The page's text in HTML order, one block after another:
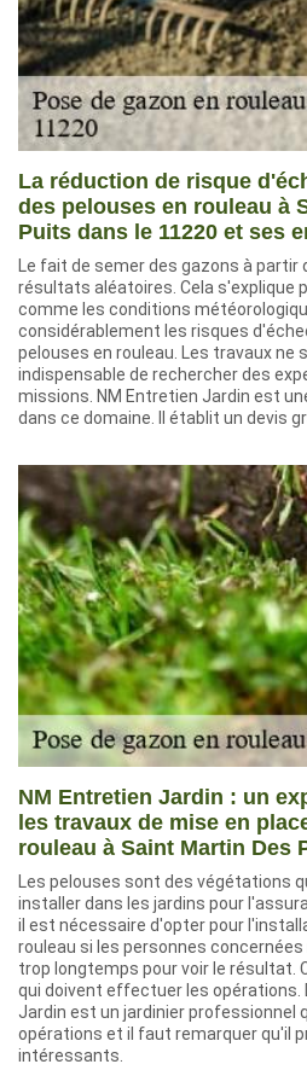
La réduction de risque
des pelouses en rouleau à
Puits dans le 11220 et ses
Le fait de semer des gazons à
résultats aléatoires. Cela s'explique
comme les conditions
considérablement les risques
pelouses en rouleau. Les travaux ne
indispensable de rechercher des
missions. NM Entretien Jardin est
dans ce domaine. Il établit un devis
NM Entretien Jardin : un
les travaux de mise en
rouleau à Saint Martin Des
Les pelouses sont des végétations
installer dans les jardins pour
il est nécessaire d'opter pour
rouleau si les personnes
trop longtemps pour voir le résultat.
qui doivent effectuer les opérations.
Jardin est un jardinier professionnel
opérations et il faut remarquer qu'il
intéressants.